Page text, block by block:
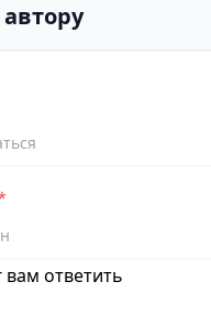
ответить